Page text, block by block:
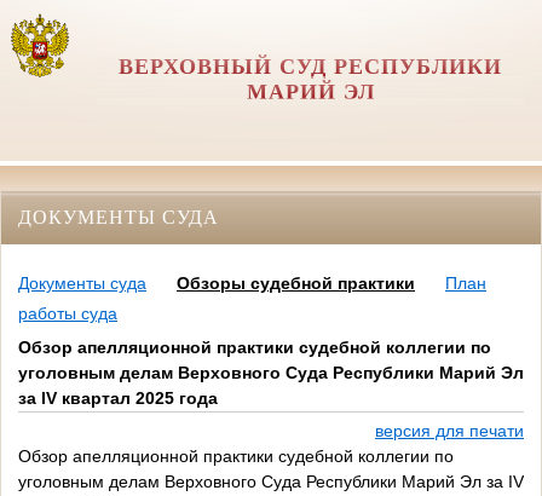
ВЕРХОВНЫЙ СУД РЕСПУБЛИКИ
МАРИЙ ЭЛ
ДОКУМЕНТЫ СУДА
Документы суда Обзоры судебной практики
План
работы суда
Обзор апелляционной практики судебной коллегии по
уголовным делам Верховного Суда Республики Марий Эл
за IV квартал 2025 года
версия для печати
Обзор апелляционной практики судебной коллегии по
уголовным делам Верховного Суда Республики Марий Эл за IV